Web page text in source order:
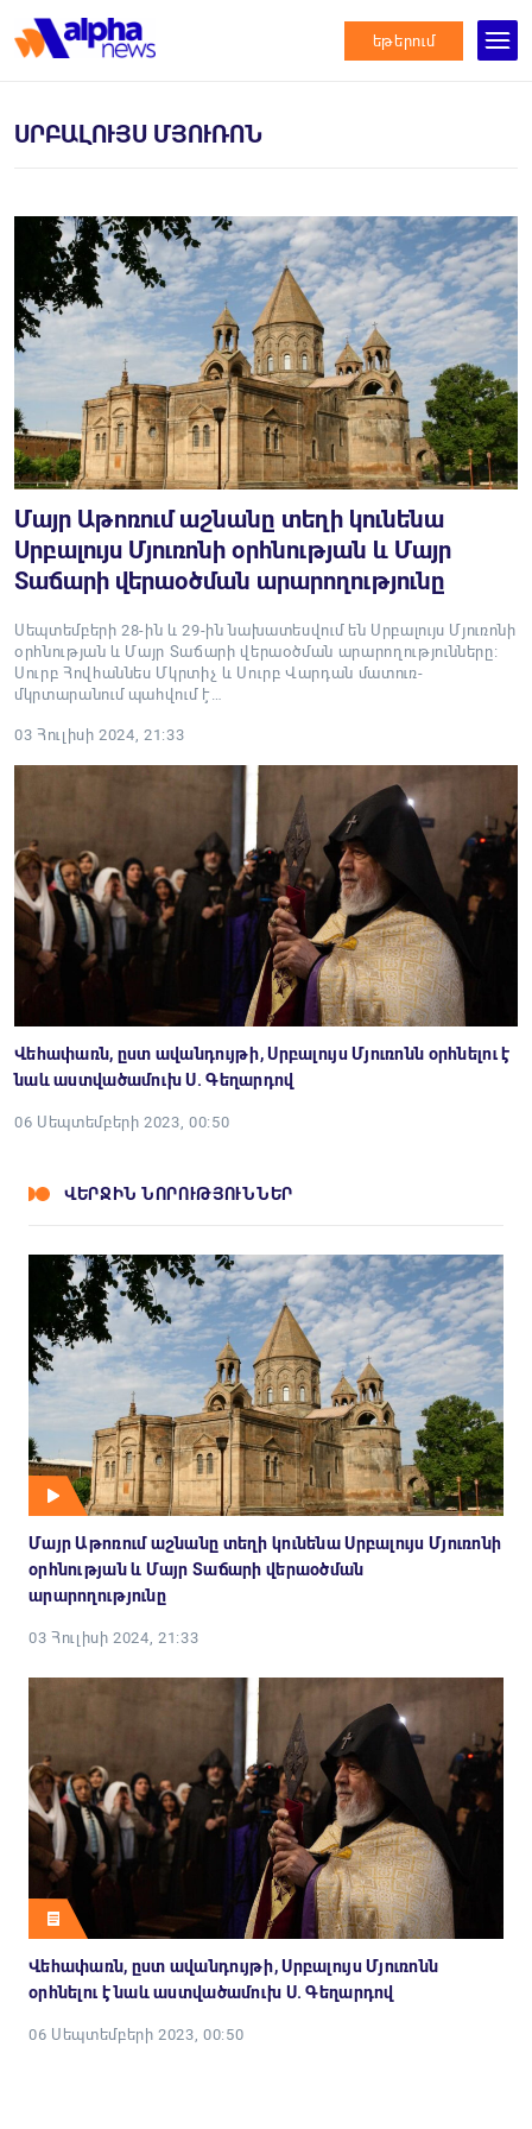
եթերում
ՍՐԲԱԼՈՒՅՍ ՄՅՈՒՌՈՆ
Մայր Աթոռում աշնանը տեղի կունենա
Սրբալույս Մյուռոնի օրհնության և Մայր
Տաճարի վերաօծման արարողությունը
Սեպտեմբերի 28-ին և 29-ին նախատեսվում են Սրբալույս Մյուռոնի
օրհնության և Մայր Տաճարի վերաօծման արարողությունները։
Սուրբ Հովհաննես Մկրտիչ և Սուրբ Վարդան մատուռ-
մկրտարանում պահվում է…
03 Հուլիսի 2024, 21:33
Վեհափառն, ըստ ավանդույթի, Սրբալույս Մյուռոնն օրհնելու է
նաև աստվածամուխ Ս. Գեղարդով
06 Սեպտեմբերի 2023, 00:50
ՎԵՐՋԻՆ ՆՈՐՈՒԹՅՈՒՆՆԵՐ
Մայր Աթոռում աշնանը տեղի կունենա Սրբալույս Մյուռոնի
օրհնության և Մայր Տաճարի վերաօծման
արարողությունը
03 Հուլիսի 2024, 21:33
Վեհափառն, ըստ ավանդույթի, Սրբալույս Մյուռոնն
օրհնելու է նաև աստվածամուխ Ս. Գեղարդով
06 Սեպտեմբերի 2023, 00:50